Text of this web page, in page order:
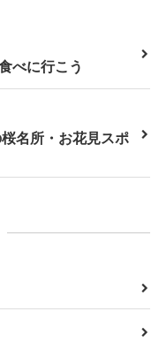
べに行こう
名所・お花見スポ